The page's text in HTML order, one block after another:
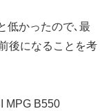
低かったので､最
後になることを考
MPG B550